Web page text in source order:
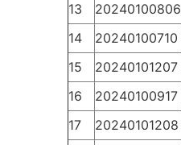
13
20240100806
14
20240100710
15
20240101207
16
20240100917
17
20240101208